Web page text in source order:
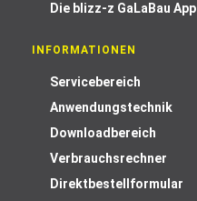
Die blizz-z GaLaBau App
INFORMATIONEN
Servicebereich
Anwendungstechnik
Downloadbereich
Verbrauchsrechner
Direktbestellformular